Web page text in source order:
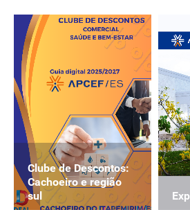
Clube de Descontos:
Cachoeiro e região
sul